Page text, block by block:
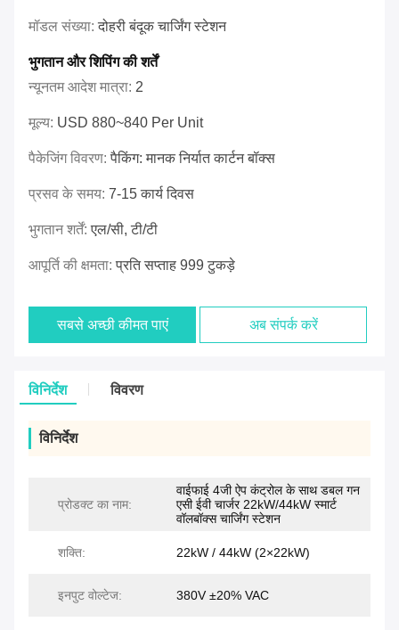
मॉडल संख्या:दोहरी बंदूक चार्जिंग स्टेशन
भुगतान और शिपिंग की शर्तें
न्यूनतम आदेश मात्रा: 2
मूल्य: USD 880~840 Per Unit
पैकेजिंग विवरण:पैकिंग: मानक निर्यात कार्टन बॉक्स
प्रसव के समय: 7-15 कार्य दिवस
भुगतान शर्तें:एल/सी, टी/टी
आपूर्ति की क्षमता:प्रति सप्ताह 999 टुकड़े
सबसे अच्छी कीमत पाएं अब संपर्क करें
विनिर्देश विवरण
विनिर्देश
प्रोडक्ट का नाम:
वाईफाई 4जी ऐप कंट्रोल के साथ डबल गन
एसी ईवी चार्जर 22kW/44kW स्मार्ट
वॉलबॉक्स चार्जिंग स्टेशन
शक्ति: 22kW / 44kW (2×22kW)
इनपुट वोल्टेज: 380V ±20% VAC